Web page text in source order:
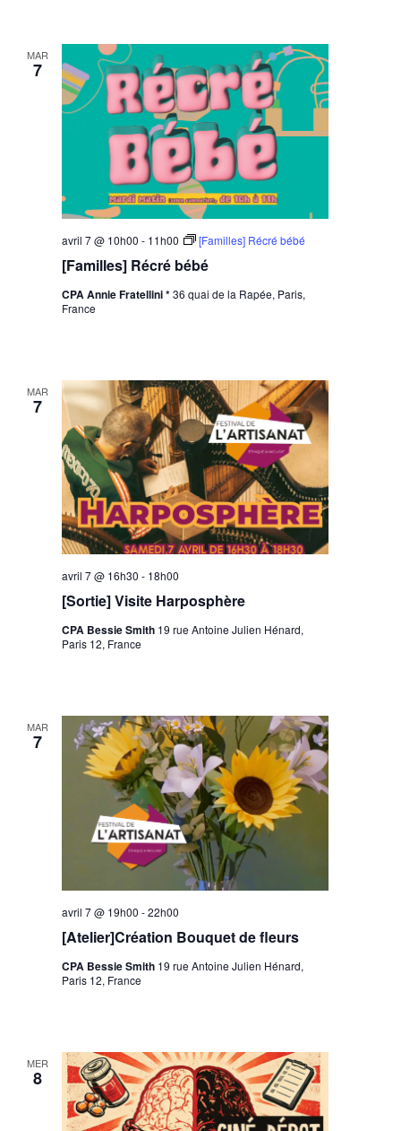
MAR
7
[Familles] Récré bébé
avril 7 @ 10h00 - 11h00 [Familles] Récré bébé
CPA Annie Fratellini *36 quai de la Rapée, Paris,
France
MAR
7
[Sortie] Visite Harposphère
avril 7 @ 16h30 - 18h00
CPA Bessie Smith 19 rue Antoine Julien Hénard,
Paris 12, France
MAR
7
[Atelier]Création Bouquet de fleurs
avril 7 @ 19h00 -22h00
CPA Bessie Smith 19 rue Antoine Julien Hénard,
Paris 12, France
MER
8